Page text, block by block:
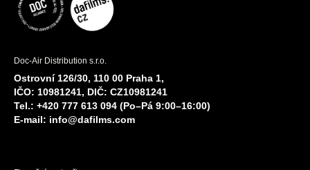
Doc-Air Distribution s.r.o.
Ostrovní 126/30, 110 00 Praha 1,
IČO: 10981241, DIČ: CZ10981241
Tel.: +420 777 613 094 (Po–Pá 9:00–16:00)
E-mail: info@dafilms.com